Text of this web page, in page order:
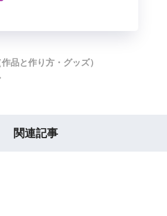
品と作り方・グッズ）
関連記事